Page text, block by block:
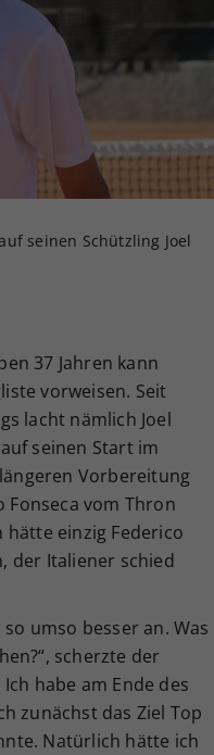
seinen Schützling Joel
37 Jahren kann
vorweisen. Seit
lacht nämlich Joel
seinen Start im
Vorbereitung
Fonseca vom Thron
einzig Federico
der Italiener schied
umso besser an. Was
scherzte der
habe am Ende des
zunächst das Ziel Top
Natürlich hätte ich
Einstellungen, falls der
dies eingestellt hat.